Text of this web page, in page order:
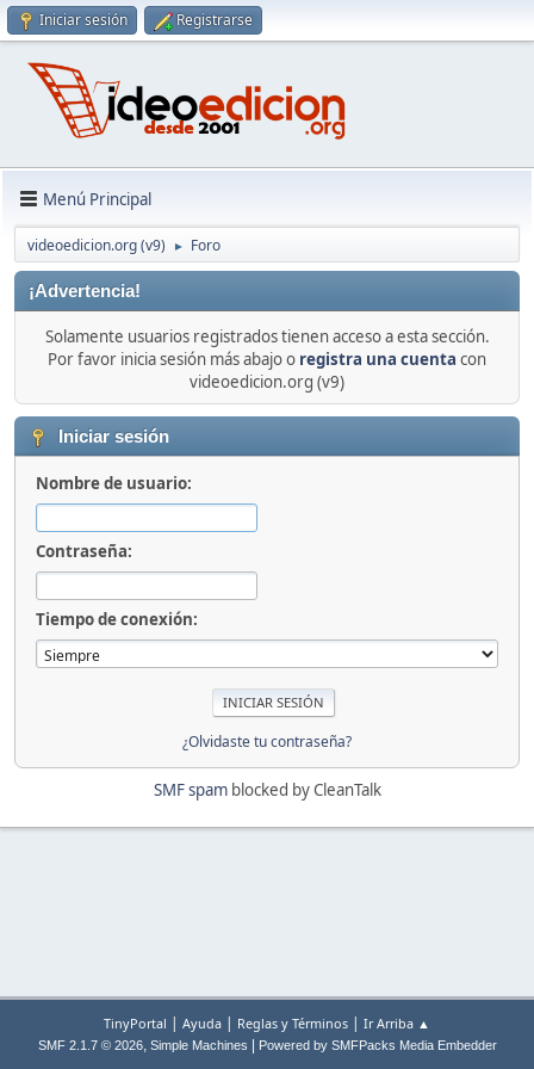
Iniciar sesión Registrarse
Menú Principal
videoedicion.org (v9) ► Foro
¡Advertencia!
Solamente usuarios registrados tienen acceso a esta sección.
Por favor inicia sesión más abajo o registra una cuenta con
videoedicion.org (v9)
Iniciar sesión
Nombre de usuario:
Contraseña:
Tiempo de conexión:
¿Olvidaste tu contraseña?
SMF spamblocked by CleanTalk
TinyPortal | Ayuda | Reglas y Términos | Ir Arriba ▲
SMF 2.1.7 © 2026, Simple Machines Powered by SMFPacks Media Embedder